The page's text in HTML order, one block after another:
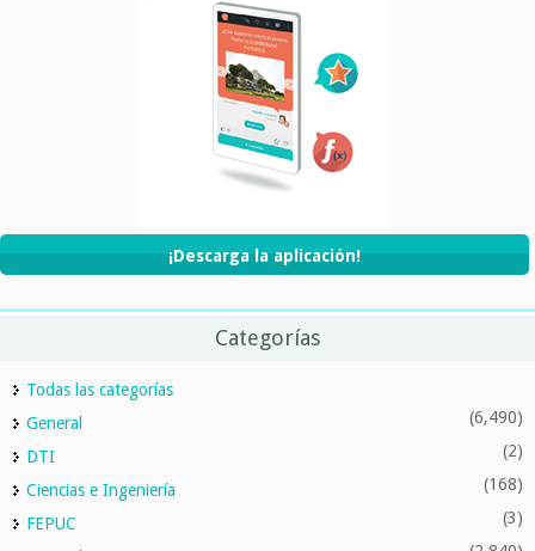
¡Descarga la aplicación!
Categorías
Todas las categorías
General
(6,490)
DTI (2)
Ciencias e Ingeniería (168)
FEPUC (3)